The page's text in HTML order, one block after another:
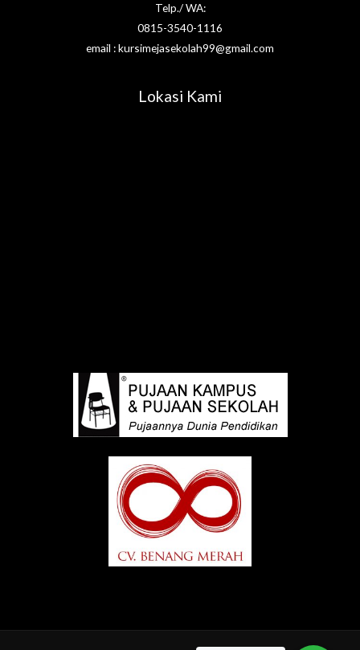
Telp./ WA:
0815-3540-1116
email : kursimejasekolah99@gmail.com
Lokasi Kami